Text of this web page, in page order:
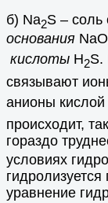
б) Na2S – соль
основания
кислоты H2S.
связывают
анионы
происходит,
гораздо
условиях
уравнение